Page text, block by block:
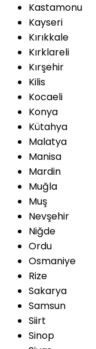
Kastamonu
Kayseri
Kırıkkale
Kırklareli
Kırşehir
Kilis
Kocaeli
Konya
Kütahya
Malatya
Manisa
Mardin
Muğla
Muş
Nevşehir
Niğde
Ordu
Osmaniye
Rize
Sakarya
Samsun
Siirt
Sinop